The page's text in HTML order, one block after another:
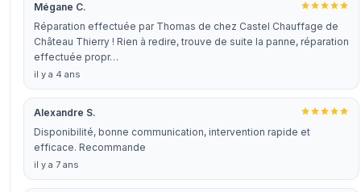
Mégane C.
Réparation effectuée par Thomas de chez Castel Chauffage de
Château Thierry ! Rien à redire, trouve de suite la panne, réparation
effectuée propr…
il y a 4 ans
Alexandre S.
Disponibilité, bonne communication, intervention rapide et
efficace. Recommande
il y a 7 ans